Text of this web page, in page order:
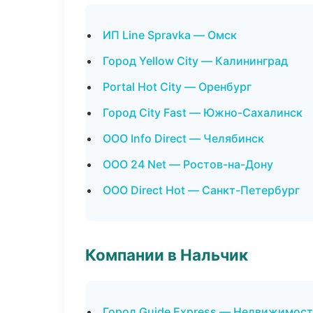
ИП Line Spravka — Омск
Город Yellow City — Калининград
Portal Hot City — Оренбург
Город City Fast — Южно-Сахалинск
ООО Info Direct — Челябинск
ООО 24 Net — Ростов-на-Дону
ООО Direct Hot — Санкт-Петербург
Компании в Нальчик